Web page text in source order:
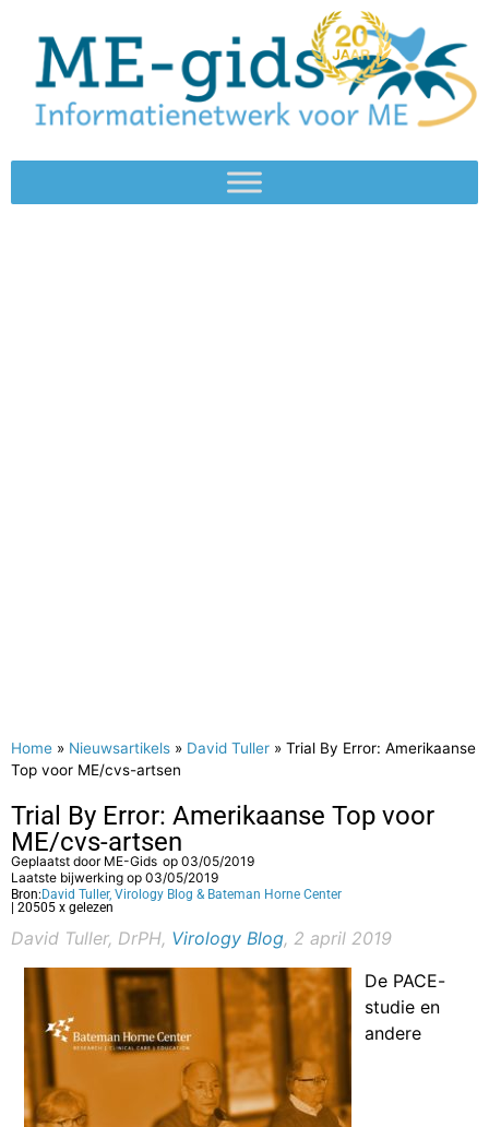
Home » Nieuwsartikels » David Tuller » Trial By Error: Amerikaanse
Top voor ME/cvs-artsen
Trial By Error: Amerikaanse Top voor
ME/cvs-artsen
Geplaatst door ME-Gids op 03/05/2019
Laatste bijwerking op 03/05/2019
Bron: David Tuller, Virology Blog & Bateman Horne Center
| 20505 x gelezen
David Tuller, DrPH, Virology Blog, 2 april 2019
De PACE-
studie en
andere